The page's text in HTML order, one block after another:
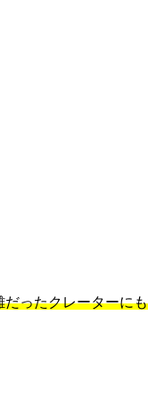
ったクレーターに